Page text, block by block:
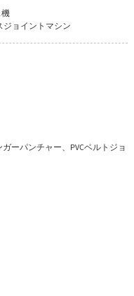
ジョイントマシン
ーパンチャー、PVCベルトジョ